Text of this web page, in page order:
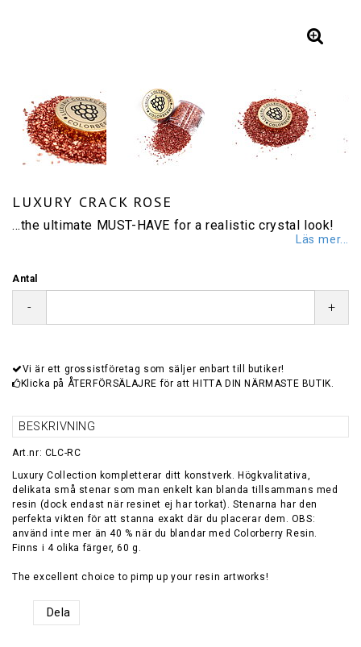
LUXURY CRACK ROSE
...the ultimate MUST-HAVE for a realistic crystal look!
Läs mer...
Antal
- +
Vi är ett grossistföretag som säljer enbart till butiker!
Klicka på ÅTERFÖRSÄLAJRE för att HITTA DIN NÄRMASTE BUTIK.
BESKRIVNING
Art.nr: CLC-RC
Luxury Collection kompletterar ditt konstverk. Högkvalitativa,
delikata små stenar som man enkelt kan blanda tillsammans med
resin (dock endast när resinet ej har torkat). Stenarna har den
perfekta vikten för att stanna exakt där du placerar dem. OBS:
använd inte mer än 40 % när du blandar med Colorberry Resin.
Finns i 4 olika färger, 60 g.
Dela